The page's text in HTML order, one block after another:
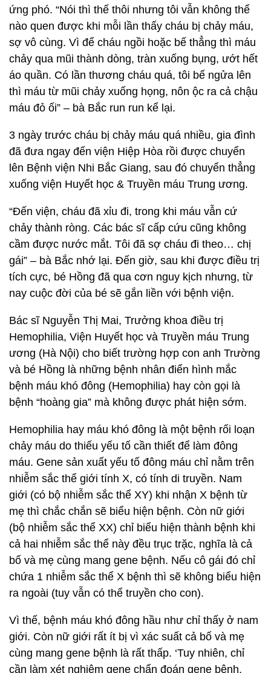
ứng phó. “Nói thì thế thôi nhưng tôi vẫn không thể
nào quen được khi mỗi lần thấy cháu bị chảy máu,
sợ vô cùng. Vì để cháu ngồi hoặc bế thẳng thì máu
chảy qua mũi thành dòng, tràn xuống bụng, ướt hết
áo quần. Có lần thương cháu quá, tôi bế ngửa lên
thì máu từ mũi chảy xuống họng, nôn ộc ra cả chậu
máu đỏ ối” – bà Bắc run run kể lại.
3 ngày trước cháu bị chảy máu quá nhiều, gia đình
đã đưa ngay đến viện Hiệp Hòa rồi được chuyển
lên Bệnh viện Nhi Bắc Giang, sau đó chuyển thẳng
xuống viện Huyết học & Truyền máu Trung ương.
“Đến viện, cháu đã xỉu đi, trong khi máu vẫn cứ
chảy thành ròng. Các bác sĩ cấp cứu cũng không
cầm được nước mắt. Tôi đã sợ cháu đi theo… chị
gái” – bà Bắc nhớ lại. Đến giờ, sau khi được điều trị
tích cực, bé Hồng đã qua cơn nguy kịch nhưng, từ
nay cuộc đời của bé sẽ gắn liền với bệnh viện.
Bác sĩ Nguyễn Thị Mai, Trưởng khoa điều trị
Hemophilia, Viện Huyết học và Truyền máu Trung
ương (Hà Nội) cho biết trường hợp con anh Trường
và bé Hồng là những bệnh nhân điển hình mắc
bệnh máu khó đông (Hemophilia) hay còn gọi là
bệnh “hoàng gia” mà không được phát hiện sớm.
Hemophilia hay máu khó đông là một bệnh rối loạn
chảy máu do thiếu yếu tố cần thiết để làm đông
máu. Gene sản xuất yếu tố đông máu chỉ nằm trên
nhiễm sắc thể giới tính X, có tính di truyền. Nam
giới (có bộ nhiễm sắc thể XY) khi nhận X bệnh từ
mẹ thì chắc chắn sẽ biểu hiện bệnh. Còn nữ giới
(bộ nhiễm sắc thể XX) chỉ biểu hiện thành bệnh khi
cả hai nhiễm sắc thể này đều trục trặc, nghĩa là cả
bố và mẹ cùng mang gene bệnh. Nếu cô gái đó chỉ
chứa 1 nhiễm sắc thể X bệnh thì sẽ không biểu hiện
ra ngoài (tuy vẫn có thể truyền cho con).
Vì thế, bệnh máu khó đông hầu như chỉ thấy ở nam
giới. Còn nữ giới rất ít bị vì xác suất cả bố và mẹ
cùng mang gene bệnh là rất thấp. ‘Tuy nhiên, chỉ
cần làm xét nghiệm gene chẩn đoán gene bệnh,